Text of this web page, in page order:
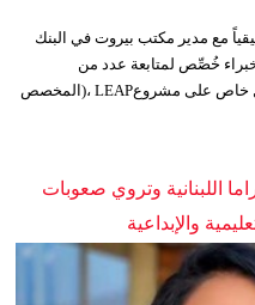
مع مدير مكتب بيروت في البنك
خُصِّص لمتابعة عدد من
المشاريع قيد التنفيذ، وجرى التركيز بشكل خاص على مشروعLEAP ،(المخصص
اللبنانية وتروي صعوبات
والإبداعية